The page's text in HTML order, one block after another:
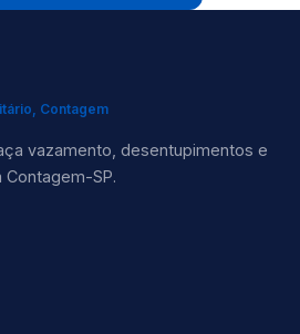
Contagem
vazamento, desentupimentos e
SP.